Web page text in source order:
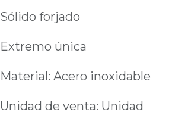
Sólido forjado
Extremo única
Material: Acero inoxidable
Unidad de venta: Unidad